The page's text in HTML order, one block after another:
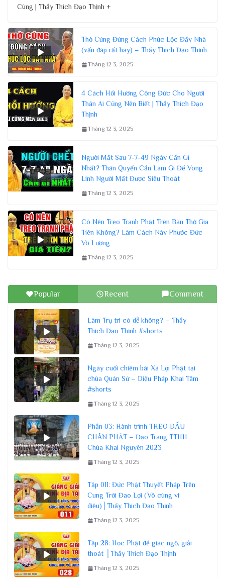
Cùng | Thầy Thích Đạo Thịnh +
Thờ Cúng Đúng Cách Phúc Lộc Đầy Nhà
(vấn đáp rất hay) – Thầy Thích Đạo Thịnh
Tháng 12 3, 2025
4 Cách Hồi Hướng Công Đức Cho Người
Thân Ai Cũng Nên Biết | Thầy Thích Đạo
Thịnh
Tháng 12 3, 2025
Người Mất Sau 7-7-49 Ngày Cần Gì
Nhất? Thân Quyến Cần Làm Gì Để Vong
Linh Người Mất Được Siêu Thoát
Tháng 12 3, 2025
Có Nên Treo Tranh Phật Trên Bàn Thờ Gia
Tiên Không? Làm Cách Này Phước Đức
Vô Lượng
Tháng 12 3, 2025
Popular Recent Comment
Làm Trụ trì có dễ không? – Thầy
Thích Đạo Thịnh #shorts
Tháng 12 3, 2025
Ngày cuối chiêm bái Xá Lợi Phật tại
chùa Quán Sứ – Diệu Pháp Khai Tâm
#shorts
Tháng 12 3, 2025
Phần 03: Hành trình THEO DẤU
CHÂN PHẬT – Đạo Tràng TTHH
Chùa Khai Nguyên 2023
Tháng 12 3, 2025
Tập 011: Đức Phật Thuyết Pháp Trên
Cung Trời Đao Lợi (Vô cùng vi
diệu)│Thầy Thích Đạo Thịnh
Tháng 12 3, 2025
Tập 28: Học Phật để giác ngộ, giải
thoát │Thầy Thích Đạo Thịnh
Tháng 12 3, 2025